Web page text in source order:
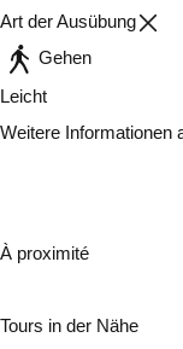
Art der Ausübung
Gehen
Leicht
Weitere Informationen
À proximité
Tours in der Nähe